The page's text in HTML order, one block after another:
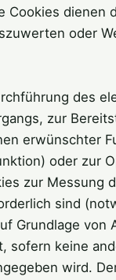
Cookies dienen
oder
des
zur
erwünschter
oder zur
zur Messung
sind
Grundlage von
sofern keine
wird.